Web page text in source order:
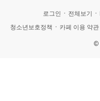
로그인 전체보기
청소년보호정책
카페 이용 약관
©